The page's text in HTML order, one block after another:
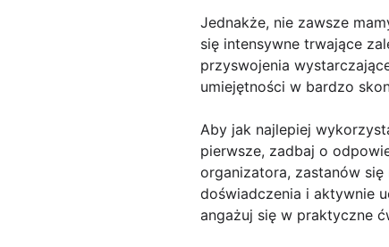
Jednakże, nie zawsze
się intensywne trwające
przyswojenia
umiejętności w bardzo
Aby jak najlepiej
pierwsze, zadbaj o
organizatora, zastanów
doświadczenia i aktywnie
angażuj się w praktyczne